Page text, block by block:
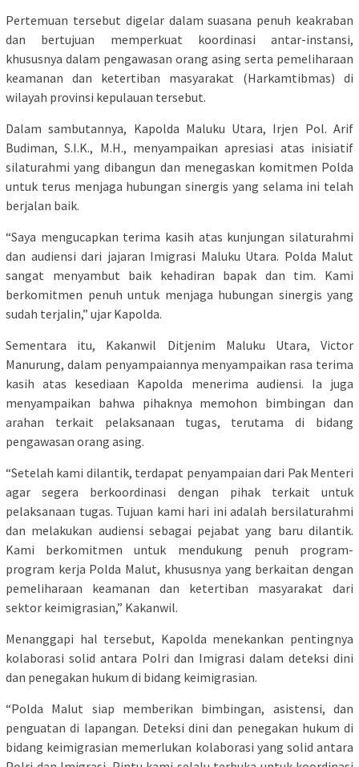
Pertemuan tersebut digelar dalam suasana penuh keakraban
dan bertujuan memperkuat koordinasi antar-instansi,
khususnya dalam pengawasan orang asing serta pemeliharaan
keamanan dan ketertiban masyarakat (Harkamtibmas) di
wilayah provinsi kepulauan tersebut.
Dalam sambutannya, Kapolda Maluku Utara, Irjen Pol. Arif
Budiman, S.I.K., M.H., menyampaikan apresiasi atas inisiatif
silaturahmi yang dibangun dan menegaskan komitmen Polda
untuk terus menjaga hubungan sinergis yang selama ini telah
berjalan baik.
“Saya mengucapkan terima kasih atas kunjungan silaturahmi
dan audiensi dari jajaran Imigrasi Maluku Utara. Polda Malut
sangat menyambut baik kehadiran bapak dan tim. Kami
berkomitmen penuh untuk menjaga hubungan sinergis yang
sudah terjalin,” ujar Kapolda.
Sementara itu, Kakanwil Ditjenim Maluku Utara, Victor
Manurung, dalam penyampaiannya menyampaikan rasa terima
kasih atas kesediaan Kapolda menerima audiensi. Ia juga
menyampaikan bahwa pihaknya memohon bimbingan dan
arahan terkait pelaksanaan tugas, terutama di bidang
pengawasan orang asing.
“Setelah kami dilantik, terdapat penyampaian dari Pak Menteri
agar segera berkoordinasi dengan pihak terkait untuk
pelaksanaan tugas. Tujuan kami hari ini adalah bersilaturahmi
dan melakukan audiensi sebagai pejabat yang baru dilantik.
Kami berkomitmen untuk mendukung penuh program-
program kerja Polda Malut, khususnya yang berkaitan dengan
pemeliharaan keamanan dan ketertiban masyarakat dari
sektor keimigrasian,” Kakanwil.
Menanggapi hal tersebut, Kapolda menekankan pentingnya
kolaborasi solid antara Polri dan Imigrasi dalam deteksi dini
dan penegakan hukum di bidang keimigrasian.
“Polda Malut siap memberikan bimbingan, asistensi, dan
penguatan di lapangan. Deteksi dini dan penegakan hukum di
bidang keimigrasian memerlukan kolaborasi yang solid antara